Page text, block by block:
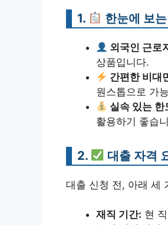
1. 한눈에 보
외국인 근로
상품입니다.
간편한 비대
원스톱으로 가
실속 있는 한
활용하기 좋습
2. 대출 자격
대출 신청 전, 아래 세
재직 기간: 현